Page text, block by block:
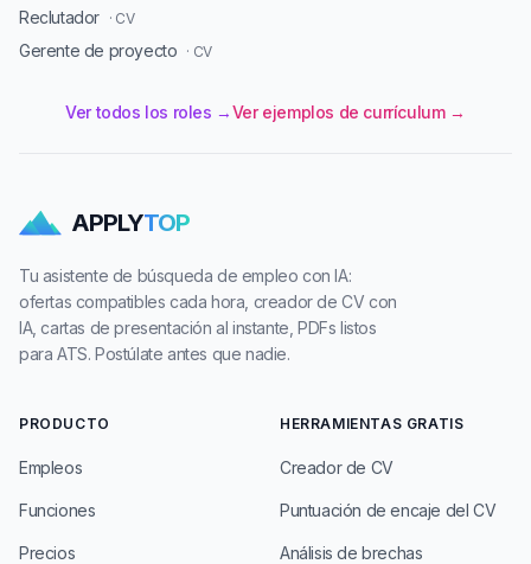
Reclutador · CV
Gerente de proyecto · CV
Ver todos los roles →Ver ejemplos de currículum →
APPLYTOP
Tu asistente de búsqueda de empleo con IA:
ofertas compatibles cada hora, creador de CV con
IA, cartas de presentación al instante, PDFs listos
para ATS. Postúlate antes que nadie.
PRODUCTO
Empleos
Funciones
Precios
HERRAMIENTAS GRATIS
Creador de CV
Puntuación de encaje del CV
Análisis de brechas